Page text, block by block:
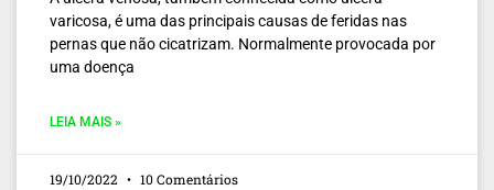
varicosa, é uma das principais causas de feridas nas
pernas que não cicatrizam. Normalmente provocada por
uma doença
LEIA MAIS »
19/10/2022 10 Comentários